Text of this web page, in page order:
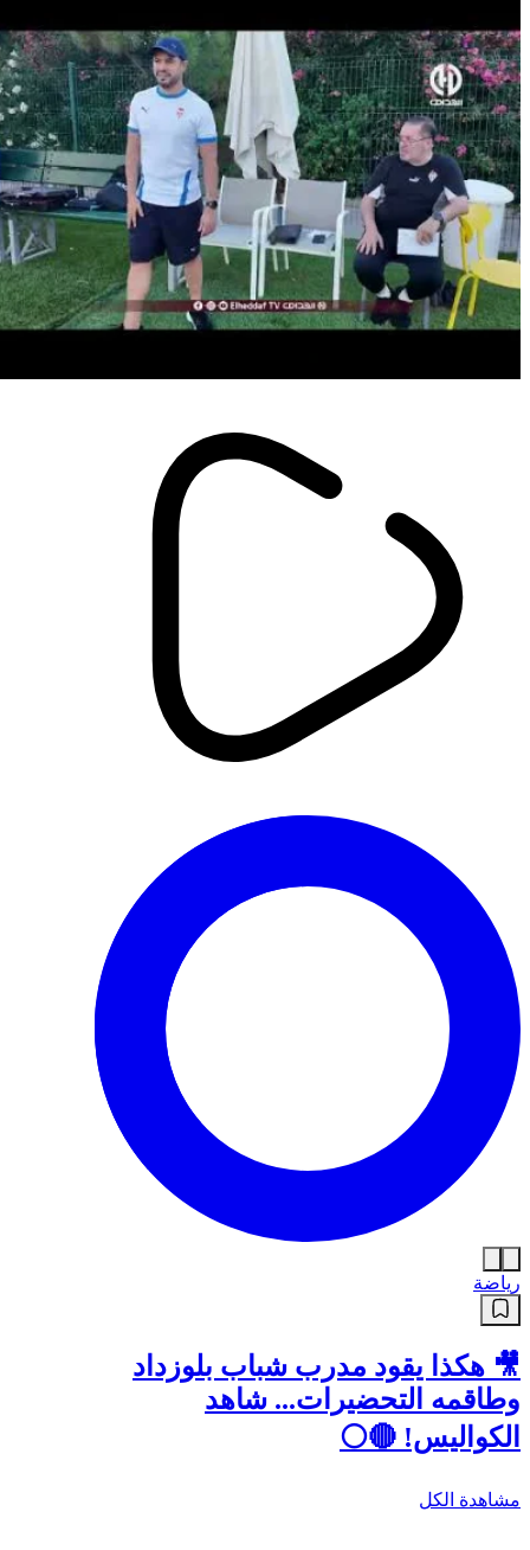
رياضة
🎥 هكذا يقود مدرب شباب بلوزداد
وطاقمه التحضيرات... شاهد
الكواليس! 🔴⚪
مشاهدة الكل